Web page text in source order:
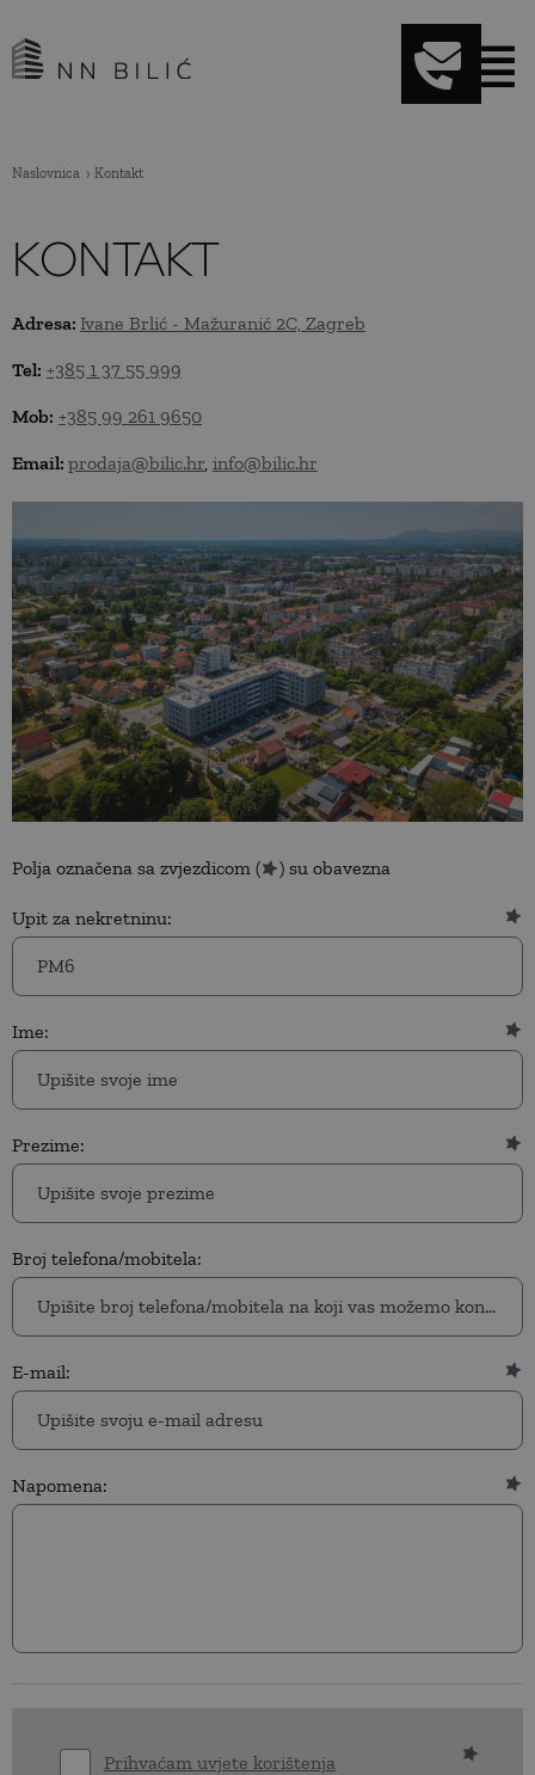
Naslovnica Kontakt
KONTAKT
Adresa: Ivane Brlić - Mažuranić 2C, Zagreb
Tel: +385 1 37 55 999
Mob: +385 99 261 9650
Email: prodaja@bilic.hr, info@bilic.hr
Polja označena sa zvjezdicom ( ) su obavezna
Upit za nekretninu:
Ime:
Prezime:
Broj telefona/mobitela:
E-mail:
Napomena:
Prihvaćam uvjete korištenja